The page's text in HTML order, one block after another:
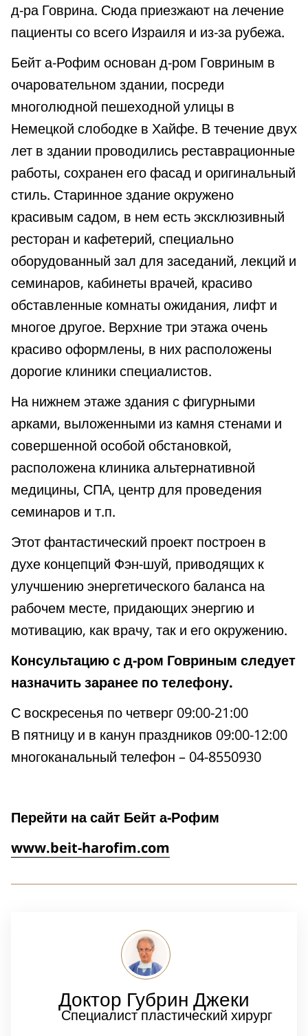
д-ра Говрина. Сюда приезжают на лечение
пациенты со всего Израиля и из-за рубежа.
Бейт а-Рофим основан д-ром Говриным в
очаровательном здании, посреди
многолюдной пешеходной улицы в
Немецкой слободке в Хайфе. В течение двух
лет в здании проводились реставрационные
работы, сохранен его фасад и оригинальный
стиль. Старинное здание окружено
красивым садом, в нем есть эксклюзивный
ресторан и кафетерий, специально
оборудованный зал для заседаний, лекций и
семинаров, кабинеты врачей, красиво
обставленные комнаты ожидания, лифт и
многое другое. Верхние три этажа очень
красиво оформлены, в них расположены
дорогие клиники специалистов.
На нижнем этаже здания с фигурными
арками, выложенными из камня стенами и
совершенной особой обстановкой,
расположена клиника альтернативной
медицины, СПА, центр для проведения
семинаров и т.п.
Этот фантастический проект построен в
духе концепций Фэн-шуй, приводящих к
улучшению энергетического баланса на
рабочем месте, придающих энергию и
мотивацию, как врачу, так и его окружению.
Консультацию с д-ром Говриным следует
назначить заранее по телефону.
С воскресенья по четверг 09:00-21:00
В пятницу и в канун праздников 09:00-12:00
многоканальный телефон – 04-8550930
Перейти на сайт Бейт а-Рофим
www.beit-harofim.com
Доктор Губрин Джеки
Специалист пластический хирург